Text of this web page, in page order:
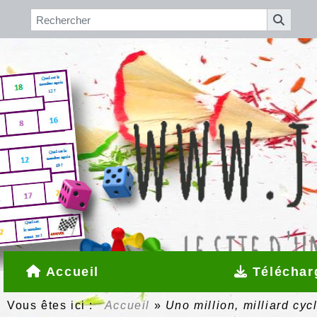
Accueil
Vous êtes ici :Accueil » Uno million, milliard